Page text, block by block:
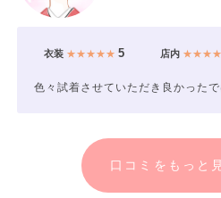
衣装★★★★★ 5 店内
色々試着させていただき良かったで
口コミをもっと